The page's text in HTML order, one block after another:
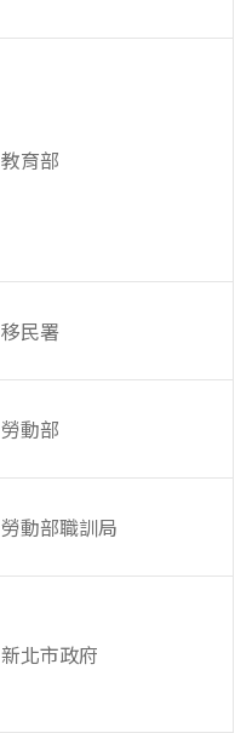
教育部
移民署
勞動部
勞動部職訓局
新北市政府